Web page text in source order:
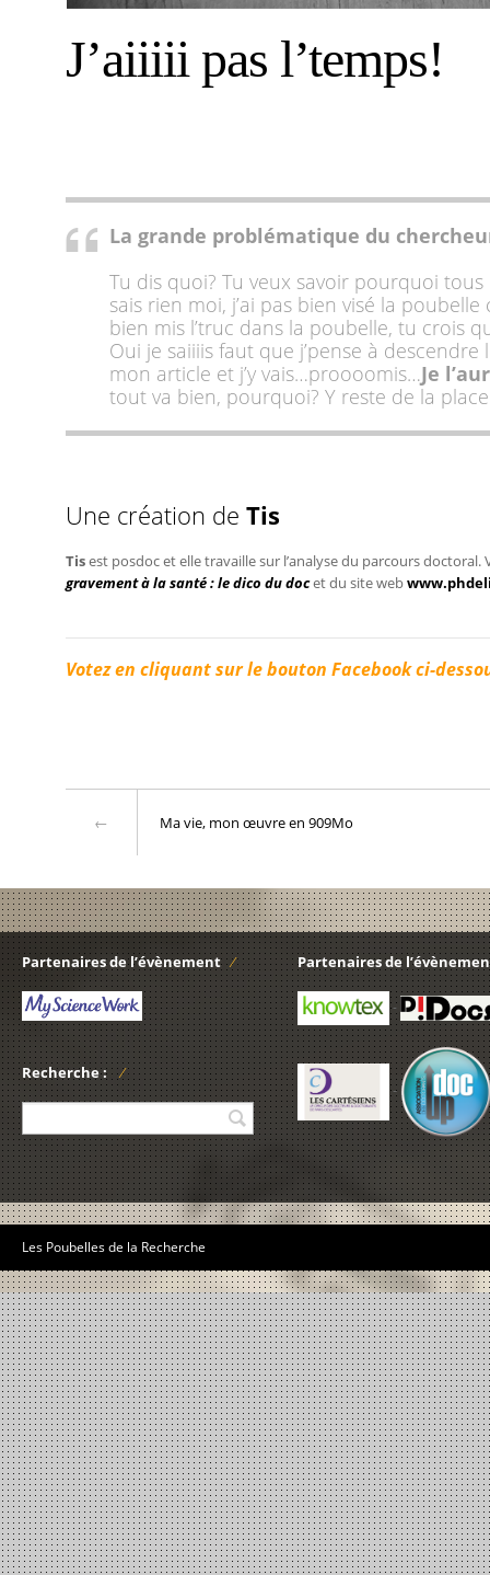
J’aiiiii pas l’temps!
La grande problématique du
Tu dis quoi? Tu veux savoir pourquoi tous
sais rien moi, j’ai pas bien visé la
bien mis l’truc dans la poubelle, tu crois
Oui je saiiiis faut que j’pense à
mon article et j’y vais…proooomis…Je
tout va bien, pourquoi? Y reste de la
Une création de Tis
Tisest posdoc et elle travaille sur l’analyse du parcours
gravement à la santé : le dico du docet du site web
Votezen cliquant sur le bouton Facebook ci-
Ma vie, mon œuvre en 909Mo
Partenaires de l’évènement
Recherche :
Partenaires de
-
-
Les Poubelles de la Recherche